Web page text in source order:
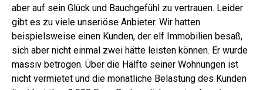
aber auf sein Glück und Bauchgefühl zu vertrauen. Leider
gibt es zu viele unseriöse Anbieter. Wir hatten
beispielsweise einen Kunden, der elf Immobilien besaß,
sich aber nicht einmal zwei hätte leisten können. Er wurde
massiv betrogen. Über die Hälfte seiner Wohnungen ist
nicht vermietet und die monatliche Belastung des Kunden